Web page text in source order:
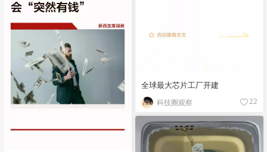
全球最大芯片工厂开建
科技圈观察 22